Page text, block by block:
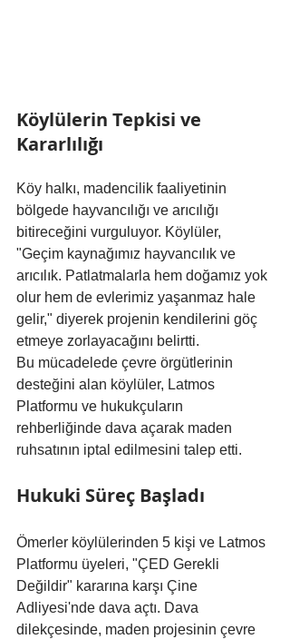
Köylülerin Tepkisi ve
Kararlılığı
Köy halkı, madencilik faaliyetinin
bölgede hayvancılığı ve arıcılığı
bitireceğini vurguluyor. Köylüler,
"Geçim kaynağımız hayvancılık ve
arıcılık. Patlatmalarla hem doğamız yok
olur hem de evlerimiz yaşanmaz hale
gelir," diyerek projenin kendilerini göç
etmeye zorlayacağını belirtti.
Bu mücadelede çevre örgütlerinin
desteğini alan köylüler, Latmos
Platformu ve hukukçuların
rehberliğinde dava açarak maden
ruhsatının iptal edilmesini talep etti.
Hukuki Süreç Başladı
Ömerler köylülerinden 5 kişi ve Latmos
Platformu üyeleri, "ÇED Gerekli
Değildir" kararına karşı Çine
Adliyesi'nde dava açtı. Dava
dilekçesinde, maden projesinin çevre